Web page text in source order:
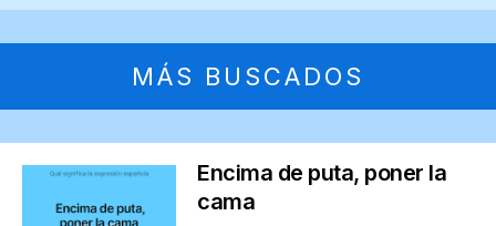
MÁS BUSCADOS
Encima de puta, poner la
cama